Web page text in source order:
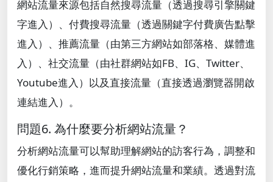
網站流量來源包括自然搜尋流量（透過搜尋引擎關鍵
字進入）、付費搜尋流量（透過關鍵字付費廣告點擊
進入）、推薦流量（由第三方網站如部落格、媒體進
入）、社交流量（由社群網站如FB、IG、Twitter、
Youtube進入）以及直接流量（直接透過瀏覽器開啟
連結進入）。
問題6. 為什麼要分析網站流量？
分析網站流量可以幫助理解網站的訪客行為，調整和
優化行銷策略，進而提升網站流量和業績。透過對流